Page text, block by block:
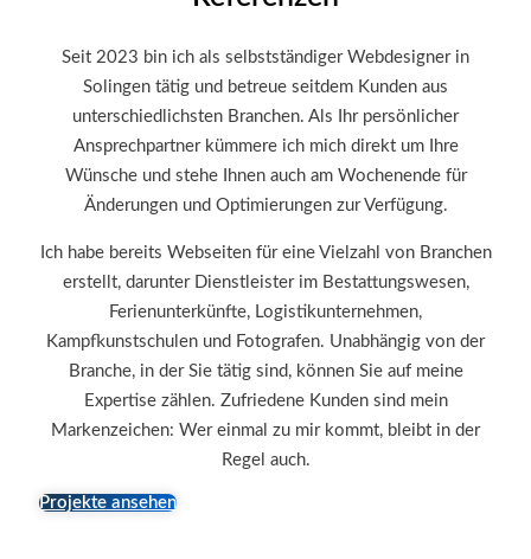
Seit 2023 bin ich als selbstständiger Webdesigner in
Solingen tätig und betreue seitdem Kunden aus
unterschiedlichsten Branchen. Als Ihr persönlicher
Ansprechpartner kümmere ich mich direkt um Ihre
Wünsche und stehe Ihnen auch am Wochenende für
Änderungen und Optimierungen zur Verfügung.
Ich habe bereits Webseiten für eine Vielzahl von Branchen
erstellt, darunter Dienstleister im Bestattungswesen,
Ferienunterkünfte, Logistikunternehmen,
Kampfkunstschulen und Fotografen. Unabhängig von der
Branche, in der Sie tätig sind, können Sie auf meine
Expertise zählen. Zufriedene Kunden sind mein
Markenzeichen: Wer einmal zu mir kommt, bleibt in der
Regel auch.
Projekte ansehen